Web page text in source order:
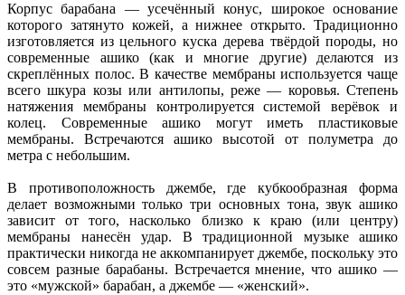
Корпус барабана — усечённый конус, широкое основание
которого затянуто кожей, а нижнее открыто. Традиционно
изготовляется из цельного куска дерева твёрдой породы, но
современные ашико (как и многие другие) делаются из
скреплённых полос. В качестве мембраны используется чаще
всего шкура козы или антилопы, реже — коровья. Степень
натяжения мембраны контролируется системой верёвок и
колец. Современные ашико могут иметь пластиковые
мембраны. Встречаются ашико высотой от полуметра до
метра с небольшим.
В противоположность джембе, где кубкообразная форма
делает возможными только три основных тона, звук ашико
зависит от того, насколько близко к краю (или центру)
мембраны нанесён удар. В традиционной музыке ашико
практически никогда не аккомпанирует джембе, поскольку это
совсем разные барабаны. Встречается мнение, что ашико —
это «мужской» барабан, а джембе — «женский».